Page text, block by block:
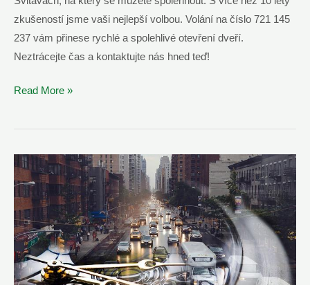
zkušeností jsme vaši nejlepší volbou. Volání na číslo 721 145
237 vám přinese rychlé a spolehlivé otevření dveří.
Neztrácejte čas a kontaktujte nás hned teď!
Otevření
Dveří
–
Volejte
721
145
237
Read More »